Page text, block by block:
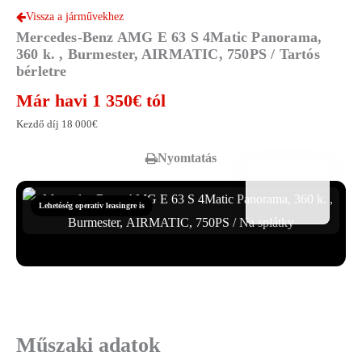
Vissza a járművekhez
Mercedes-Benz AMG E 63 S 4Matic Panorama,
360 k. , Burmester, AIRMATIC, 750PS / Tartós
bérletre
Már havi 1 350€ tól
Kezdő díj 18 000€
Nyomtatás
Lehetóség operativ leasingre is
Műszaki adatok